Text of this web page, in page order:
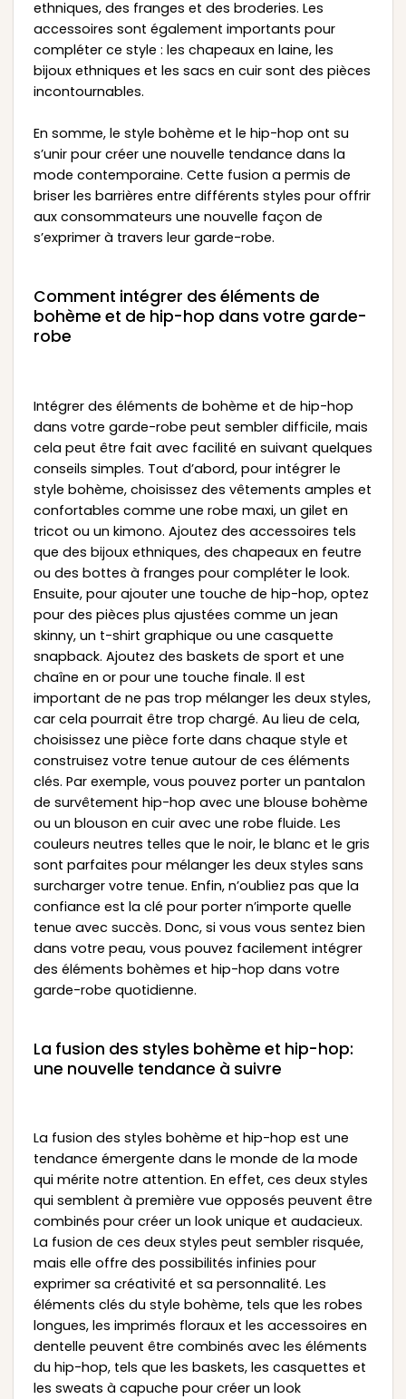
ethniques, des franges et des broderies. Les
accessoires sont également importants pour
compléter ce style : les chapeaux en laine, les
bijoux ethniques et les sacs en cuir sont des pièces
incontournables.
En somme, le style bohème et le hip-hop ont su
s’unir pour créer une nouvelle tendance dans la
mode contemporaine. Cette fusion a permis de
briser les barrières entre différents styles pour offrir
aux consommateurs une nouvelle façon de
s’exprimer à travers leur garde-robe.
Comment intégrer des éléments de
bohème et de hip-hop dans votre garde-
robe
Intégrer des éléments de bohème et de hip-hop
dans votre garde-robe peut sembler difficile, mais
cela peut être fait avec facilité en suivant quelques
conseils simples. Tout d’abord, pour intégrer le
style bohème, choisissez des vêtements amples et
confortables comme une robe maxi, un gilet en
tricot ou un kimono. Ajoutez des accessoires tels
que des bijoux ethniques, des chapeaux en feutre
ou des bottes à franges pour compléter le look.
Ensuite, pour ajouter une touche de hip-hop, optez
pour des pièces plus ajustées comme un jean
skinny, un t-shirt graphique ou une casquette
snapback. Ajoutez des baskets de sport et une
chaîne en or pour une touche finale. Il est
important de ne pas trop mélanger les deux styles,
car cela pourrait être trop chargé. Au lieu de cela,
choisissez une pièce forte dans chaque style et
construisez votre tenue autour de ces éléments
clés. Par exemple, vous pouvez porter un pantalon
de survêtement hip-hop avec une blouse bohème
ou un blouson en cuir avec une robe fluide. Les
couleurs neutres telles que le noir, le blanc et le gris
sont parfaites pour mélanger les deux styles sans
surcharger votre tenue. Enfin, n’oubliez pas que la
confiance est la clé pour porter n’importe quelle
tenue avec succès. Donc, si vous vous sentez bien
dans votre peau, vous pouvez facilement intégrer
des éléments bohèmes et hip-hop dans votre
garde-robe quotidienne.
La fusion des styles bohème et hip-hop:
une nouvelle tendance à suivre
La fusion des styles bohème et hip-hop est une
tendance émergente dans le monde de la mode
qui mérite notre attention. En effet, ces deux styles
qui semblent à première vue opposés peuvent être
combinés pour créer un look unique et audacieux.
La fusion de ces deux styles peut sembler risquée,
mais elle offre des possibilités infinies pour
exprimer sa créativité et sa personnalité. Les
éléments clés du style bohème, tels que les robes
longues, les imprimés floraux et les accessoires en
dentelle peuvent être combinés avec les éléments
du hip-hop, tels que les baskets, les casquettes et
les sweats à capuche pour créer un look